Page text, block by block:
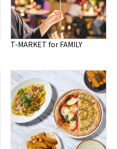
T-MARKET for FAMILY